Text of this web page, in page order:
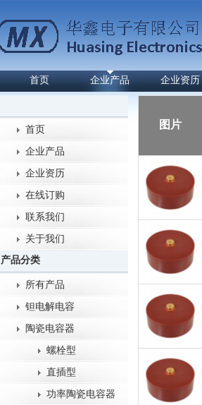
首页 企业产品 企业资历
首页
企业产品
企业资历
在线订购
联系我们
关于我们
产品分类
所有产品
钽电解电容
陶瓷电容器
螺栓型
直插型
功率陶瓷电容器
图片